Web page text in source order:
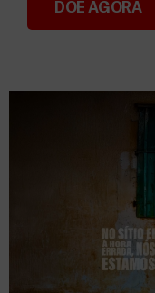
Donativos
DOE AGORA